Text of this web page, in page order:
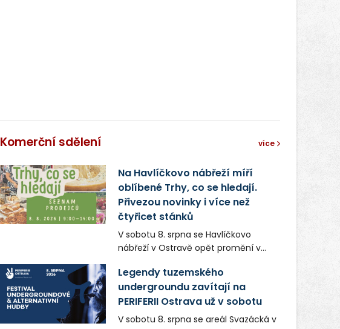
Komerční sdělení více
Na Havlíčkovo nábřeží míří
oblíbené Trhy, co se hledají.
Přivezou novinky i více než
čtyřicet stánků
V sobotu 8. srpna se Havlíčkovo
nábřeží v Ostravě opět promění v
lokálních výrobků. Trhy, co se hledají
tentokrát nabídnou více než čtyřicet
pečlivě vybraných stánků s kvalitní
gastronomií, farmářskými produkty,
Legendy tuzemského
undergroundu zavítají na
PERIFERII Ostrava už v sobotu
V sobotu 8. srpna se areál Svazácká v